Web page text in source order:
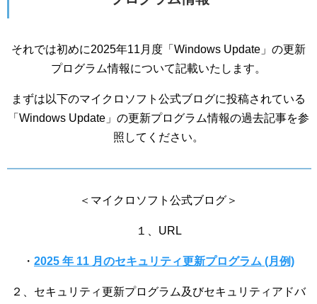
それでは初めに2025年11月度「Windows Update」の更新
プログラム情報について記載いたします。
まずは以下のマイクロソフト公式ブログに投稿されている
「Windows Update」の更新プログラム情報の過去記事を参
照してください。
＜マイクロソフト公式ブログ＞
１、URL
・ 2025 年 11 月のセキュリティ更新プログラム (月例)
２、セキュリティ更新プログラム及びセキュリティアドバ